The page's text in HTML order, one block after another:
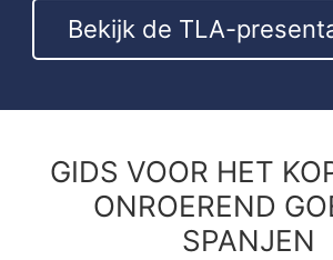
Bekijk de TLA-
GIDS VOOR HET
ONROEREND
SPANJEN